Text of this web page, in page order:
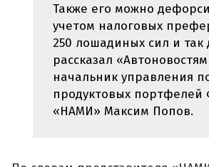
Также его можно
учетом налоговых
250 лошадиных сил и так
рассказал
начальник управления
продуктовых портфелей
«НАМИ» Максим Попов.